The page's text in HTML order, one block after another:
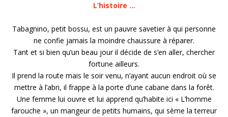
L’histoire …
Tabagnino, petit bossu, est un pauvre savetier à qui personne
ne confie jamais la moindre chaussure à réparer.
Tant et si bien qu’un beau jour il décide de s’en aller, chercher
fortune ailleurs.
Il prend la route mais le soir venu, n’ayant aucun endroit où se
mettre à l’abri, il frappe à la porte d’une cabane dans la forêt.
Une femme lui ouvre et lui apprend qu’habite ici « L’homme
farouche », un mangeur de petits humains, qui sème la terreur